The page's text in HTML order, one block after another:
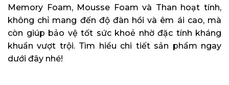
Memory Foam, Mousse Foam và Than hoạt tính,
không chỉ mang đến độ đàn hồi và êm ái cao, mà
còn giúp bảo vệ tốt sức khoẻ nhờ đặc tính kháng
khuẩn vượt trội. Tìm hiểu chi tiết sản phẩm ngay
dưới đây nhé!